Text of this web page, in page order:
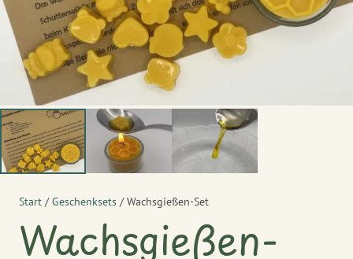
Start /Geschenksets / Wachsgießen-Set
Wachsgießen-